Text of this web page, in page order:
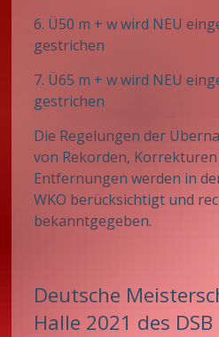
6. Ü50 m + w wird NEU
gestrichen
7. Ü65 m + w wird NEU
gestrichen
Die Regelungen der
von Rekorden,
Entfernungen werden in
WKO berücksichtigt und
bekanntgegeben.
Deutsche
Halle 2021 des